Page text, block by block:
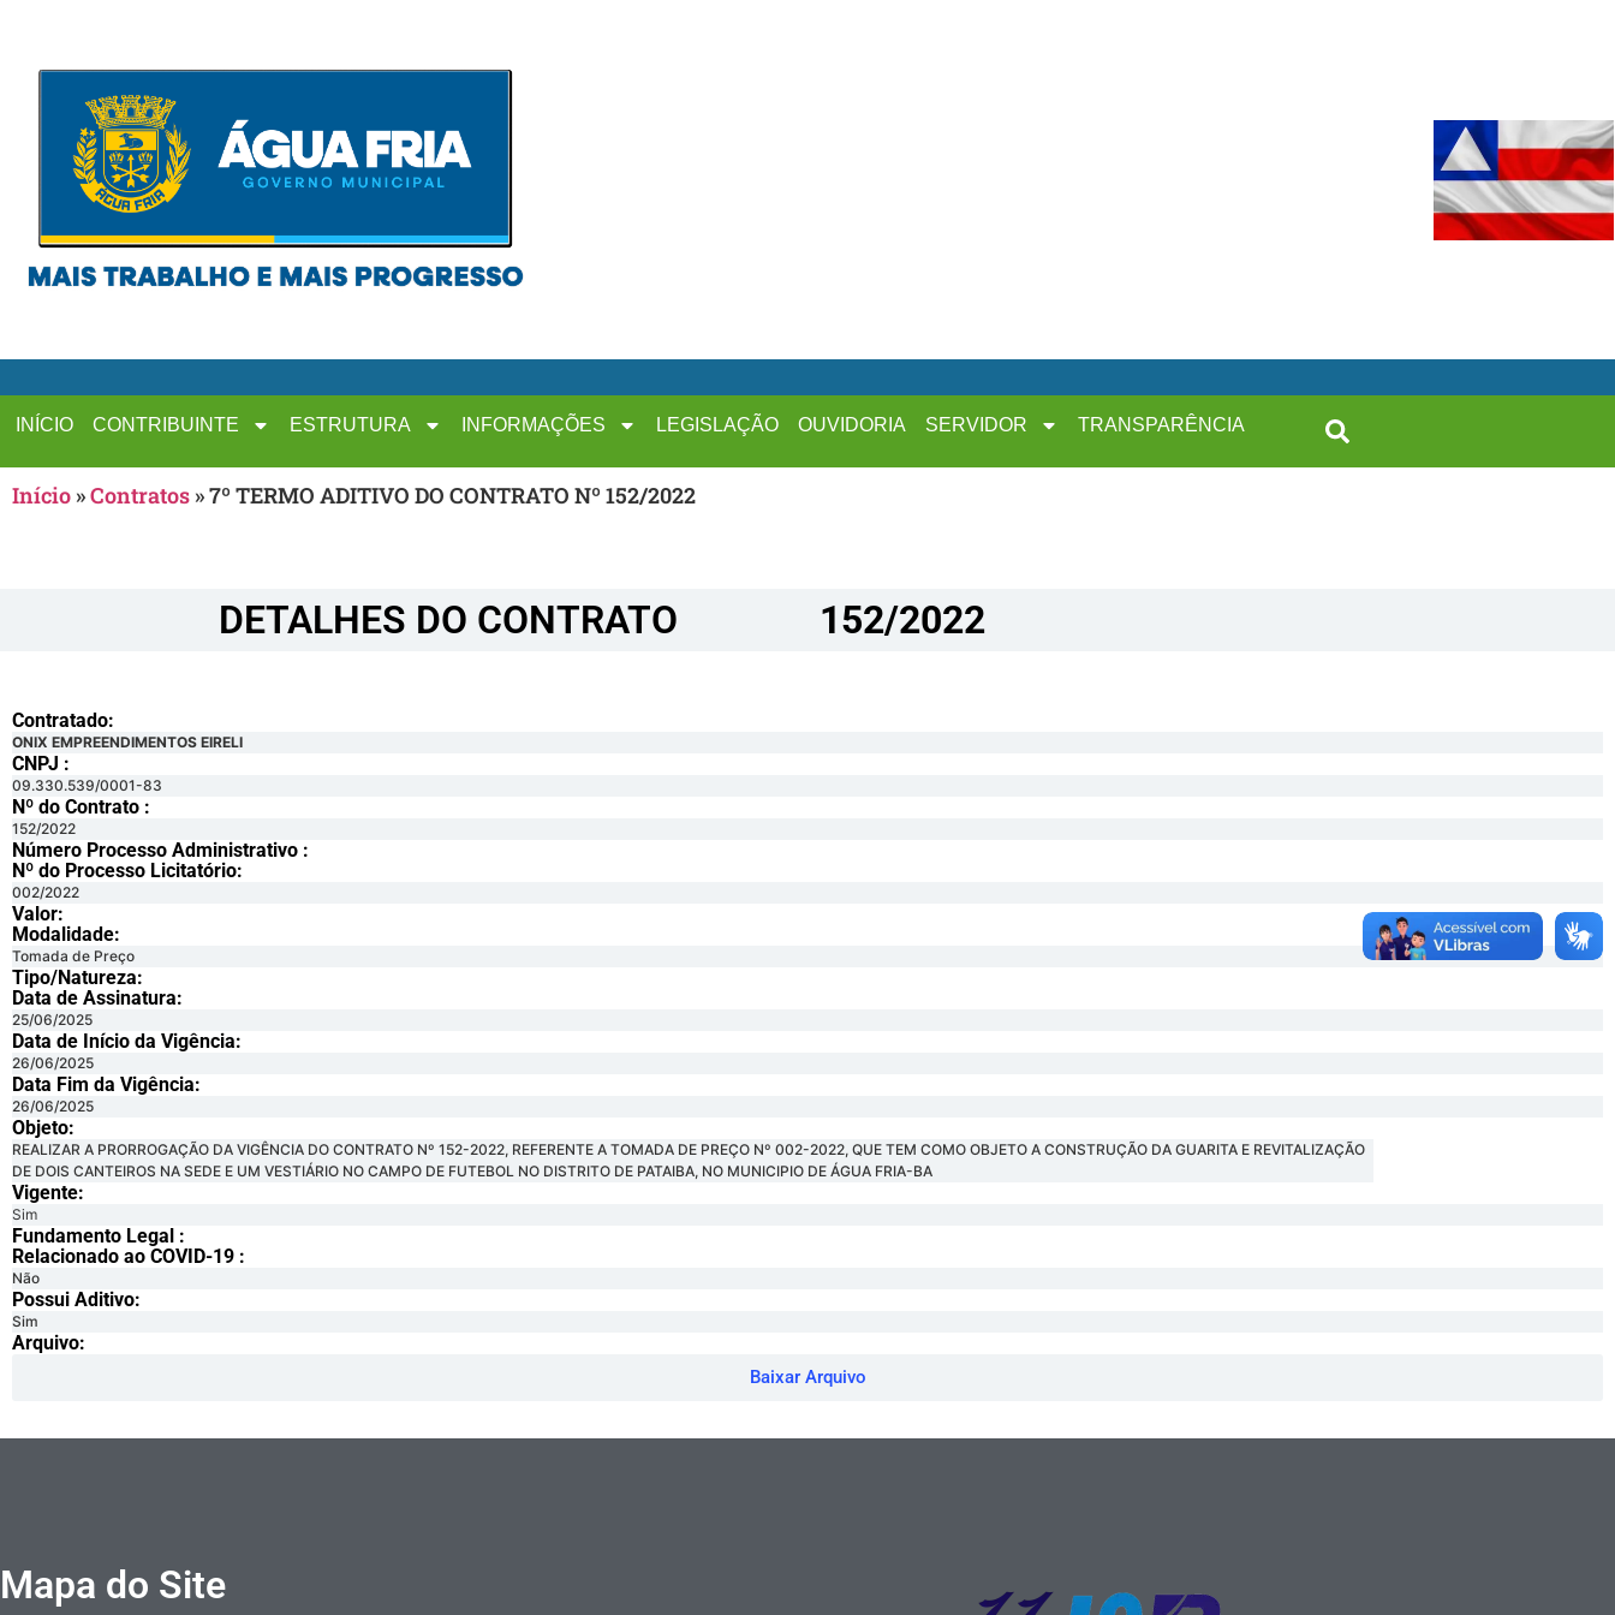
INÍCIO CONTRIBUINTE ESTRUTURA INFORMAÇÕES LEGISLAÇÃO OUVIDORIA SERVIDOR TRANSPARÊNCIA
Início»Contratos»7º TERMO ADITIVO DO CONTRATO Nº 152/2022
DETALHES DO CONTRATO​ 152/2022
Contratado:
ONIX EMPREENDIMENTOS EIRELI
CNPJ :
09.330.539/0001-83
Nº do Contrato :
152/2022
Número Processo Administrativo :
Nº do Processo Licitatório:
002/2022
Valor:
Modalidade:
Tomada de Preço
Tipo/Natureza:
Data de Assinatura:
25/06/2025
Data de Início da Vigência:
26/06/2025
Data Fim da Vigência:
26/06/2025
Objeto:
REALIZAR A PRORROGAÇÃO DA VIGÊNCIA DO CONTRATO Nº 152-2022, REFERENTE A TOMADA DE PREÇO Nº 002-2022, QUE TEM COMO OBJETO A CONSTRUÇÃO DA GUARITA E REVITALIZAÇÃO
DE DOIS CANTEIROS NA SEDE E UM VESTIÁRIO NO CAMPO DE FUTEBOL NO DISTRITO DE PATAIBA, NO MUNICIPIO DE ÁGUA FRIA-BA
Vigente:
Sim
Fundamento Legal :​
Relacionado ao COVID-19 :​
Não
Possui Aditivo:​
Sim
Arquivo:
Baixar Arquivo
Mapa do Site